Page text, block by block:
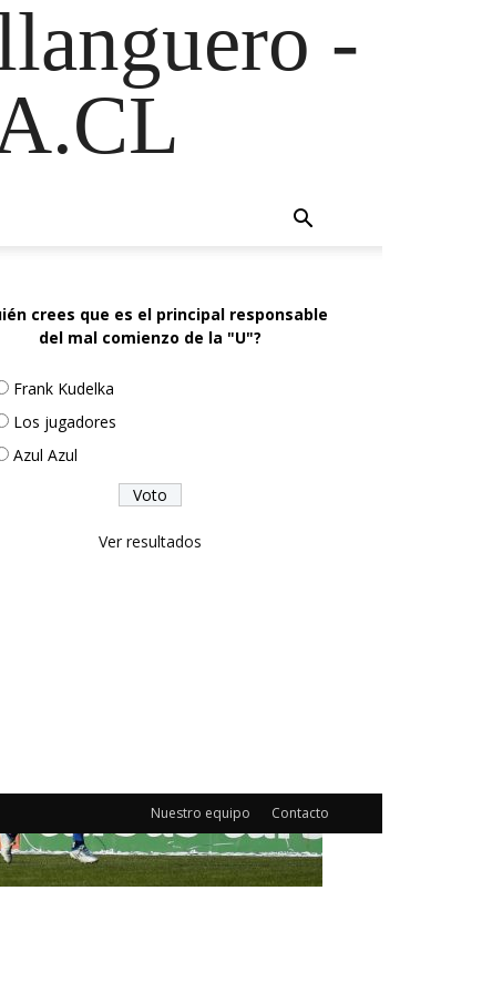
-
crees que es el principal responsable
del mal comienzo de la "U"?
Frank Kudelka
Los jugadores
Azul Azul
Ver resultados
Nuestro equipo Contacto